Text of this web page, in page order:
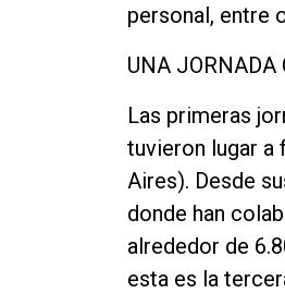
personal, entre
UNA JORNADA
Las primeras
tuvieron lugar a
Aires). Desde
donde han
alrededor de
esta es la